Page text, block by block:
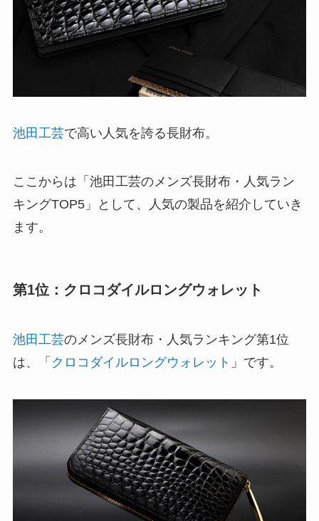
池田工芸で高い人気を誇る長財布。
ここからは「池田工芸のメンズ長財布・人気ラン
キングTOP5」として、人気の製品を紹介していき
ます。
第1位：クロコダイルロングウォレット
池田工芸のメンズ長財布・人気ランキング第1位
は、「 クロコダイルロングウォレット 」です。